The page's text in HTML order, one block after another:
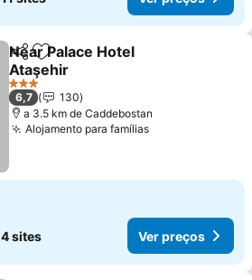
PartilharAdicionar aos favoritos
Near Palace Hotel
Ataşehir
3 Estrelas
6,7
130
a 3.5 km de Caddebostan
Alojamento para famílias
4 sites Ver preços